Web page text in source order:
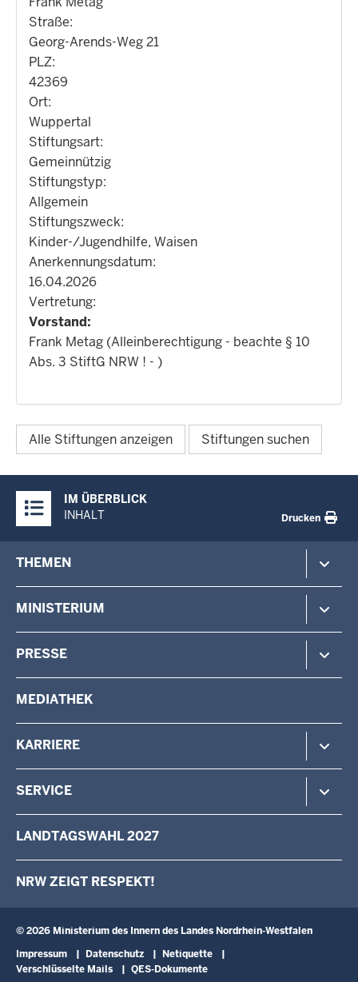
Straße:
Georg-Arends-Weg 21
PLZ:
42369
Ort:
Wuppertal
Stiftungsart:
Gemeinnützig
Stiftungstyp:
Allgemein
Stiftungszweck:
Kinder-/Jugendhilfe, Waisen
Anerkennungsdatum:
16.04.2026
Vertretung:
Vorstand:
Frank Metag (Alleinberechtigung - beachte § 10
Abs. 3 StiftG NRW ! - )
Alle Stiftungen anzeigen Stiftungen suchen
Inhalte
IM ÜBERBLICK
INHALT
Drucken
menu
THEMEN
Beteiligung
Verwaltung
Vermessung
MINISTERIUM
Behörden & Einrichtungen
PRESSE
MEDIATHEK
KARRIERE
Ausbildung
Fortbildung
Landesqualifizierung für arbeitslose Menschen mit Behinderung
SERVICE
Newsletter
Broschüren
Schulbesuche
LANDTAGSWAHL 2027
NRW ZEIGT RESPEKT!
© 2026 Ministerium des Innern des Landes Nordrhein-Westfalen
Fußzeile
Impressum Datenschutz
Netiquette
Verschlüsselte Mails
QES-Dokumente